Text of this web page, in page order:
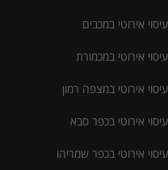
עיסוי אירוטי במכבים
עיסוי אירוטי במכמורת
עיסוי אירוטי במצפה רמון
עיסוי אירוטי בכפר סבא
עיסוי אירוטי בכפר שמריהו